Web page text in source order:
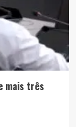
mais três